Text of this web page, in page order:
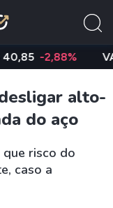
-2,88%
alto-
do aço
que risco do
caso a